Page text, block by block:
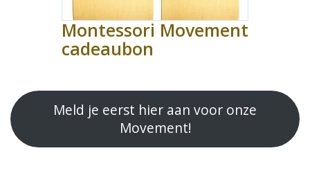
Montessori Movement
cadeaubon
Meld je eerst hier aan voor onze
Movement!